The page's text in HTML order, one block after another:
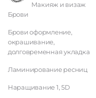
Макияж и визаж
Брови
Брови оформление,
окрашивание,
долговременная укладка
Ламинирование ресниц
Наращивание 1, 5D